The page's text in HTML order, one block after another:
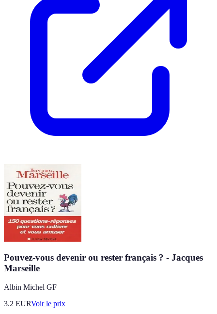
Pouvez-vous devenir ou rester français ? - Jacques
Marseille
Albin Michel GF
3.2 EURVoir le prix